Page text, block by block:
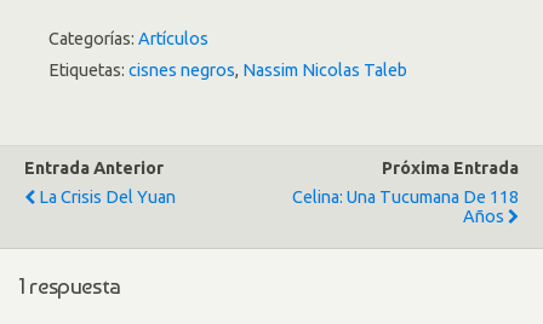
Categorías: Artículos
Etiquetas: cisnes negros, Nassim Nicolas Taleb
Entrada Anterior
La Crisis Del Yuan
Próxima Entrada
Celina: Una Tucumana De 118
Años
1 respuesta